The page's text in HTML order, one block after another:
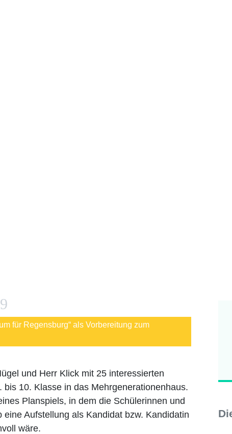
9
für Regensburg“ als Vorbereitung zum
und Herr Klick mit 25 interessierten
10. Klasse in das Mehrgenerationenhaus.
Planspiels, in dem die Schülerinnen und
Aufstellung als Kandidat bzw. Kandidatin
wäre.